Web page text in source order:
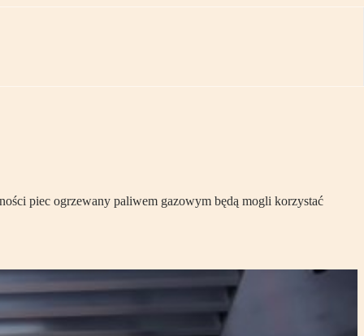
piec ogrzewany paliwem gazowym będą mogli korzystać